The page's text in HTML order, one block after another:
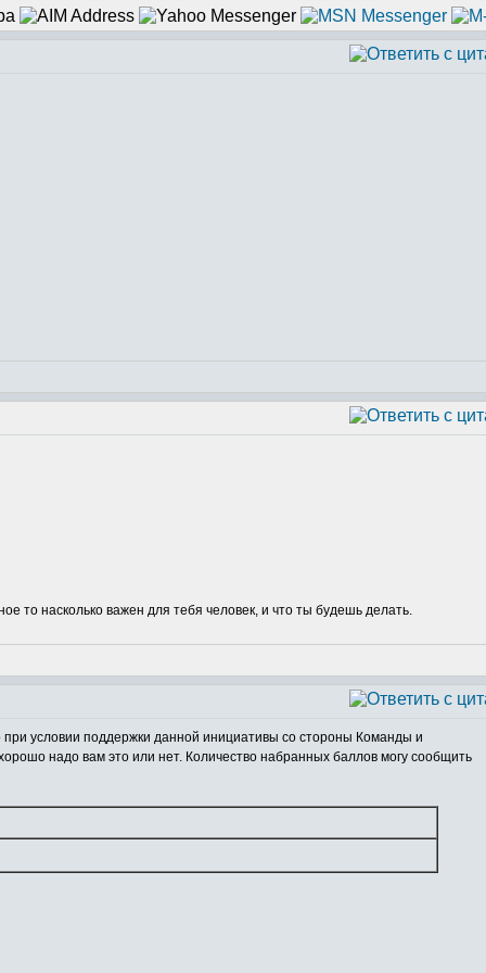
то насколько важен для тебя человек, и что ты будешь делать.
при условии поддержки данной инициативы со стороны Команды и
надо вам это или нет. Количество набранных баллов могу сообщить